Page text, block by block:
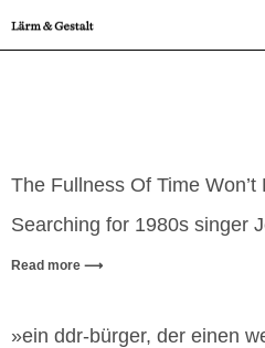
The Fullness Of Time Won’t
Searching for 1980s singer
Read more ⟶
»ein ddr-bürger, der einen